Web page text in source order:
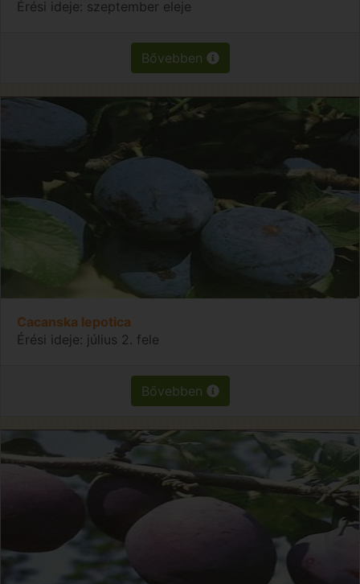
Érési ideje: szeptember eleje
Bővebben
Cacanska lepotica
Érési ideje: július 2. fele
Bővebben